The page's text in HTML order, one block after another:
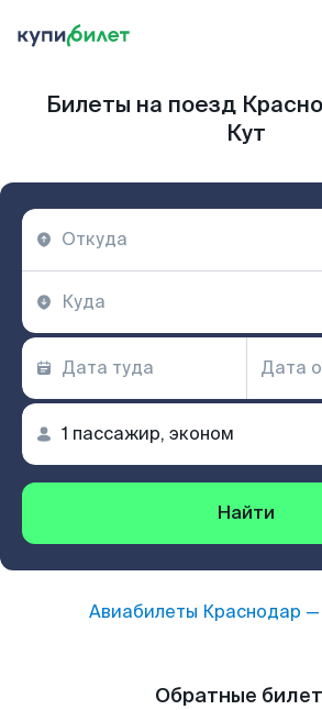
Билеты на поезд
Кут
Найти
Авиабилеты Краснодар —
Обратные